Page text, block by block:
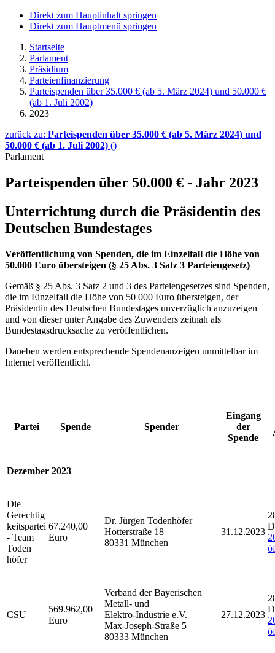
Direkt zum Hauptinhalt springen
Direkt zum Hauptmenü springen
Startseite
Parlament
Präsidium
Parteienfinanzierung
Parteispenden über 35.000 € (ab 5. März 2024) und 50.000 €
(ab 1. Juli 2002)
2023
zurück zu: Parteispenden über 35.000 € (ab 5. März 2024) und
50.000 € (ab 1. Juli 2002) ()
Parlament
Parteispenden über 50.000 € - Jahr 2023
Unterrichtung durch die Präsidentin des
Deutschen Bundestages
Veröffentlichung von Spenden, die im Einzelfall die Höhe von
50.000 Euro übersteigen (§ 25 Abs. 3 Satz 3 Parteiengesetz)
Gemäß § 25 Abs. 3 Satz 2 und 3 des Parteiengesetzes sind Spenden,
die im Einzelfall die Höhe von 50 000 Euro übersteigen, der
Präsidentin des Deutschen Bundestages unverzüglich anzuzeigen
und von dieser unter Angabe des Zuwenders zeitnah als
Bundestagsdrucksache zu veröffentlichen.
Daneben werden entsprechende Spendenanzeigen unmittelbar im
Internet veröffentlicht.
Partei Spende Spender
Eingang
der
Spende
Dezember 2023
Die
Gerechtig
keitspartei
- Team
Toden
höfer
67.240,00
Euro
Dr. Jürgen Todenhöfer
Hotterstraße 18
80331 München
31.12.2023
CSU
569.962,00
Euro
Verband der Bayerischen
Metall- und
Elektro-Industrie e.V.
Max-Joseph-Straße 5
80333 München
27.12.2023